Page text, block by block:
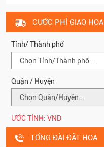
CƯỚC PHÍ GIAO HOA
Tỉnh/ Thành phố
Quận / Huyện
ƯỚC TÍNH: VND
TỔNG ĐÀI ĐẶT HOA